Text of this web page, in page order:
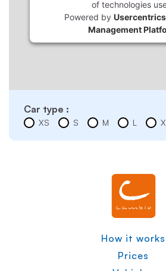
of technologies
Powered by
Management
Car type :
XS S M L
How it works
Prices